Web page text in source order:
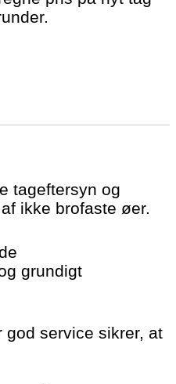
tageftersyn og
ikke brofaste øer.
grundigt
god service sikrer, at